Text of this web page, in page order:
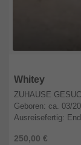
Whitey
250,00 €
ZUHAUSE
Geboren: ca. 03/
Ausreisefertig: